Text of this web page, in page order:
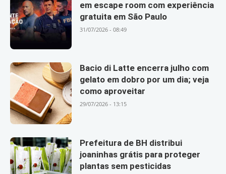
em escape room com experiência
gratuita em São Paulo
31/07/2026 - 08:49
Bacio di Latte encerra julho com
gelato em dobro por um dia; veja
como aproveitar
29/07/2026 - 13:15
Prefeitura de BH distribui
joaninhas grátis para proteger
plantas sem pesticidas